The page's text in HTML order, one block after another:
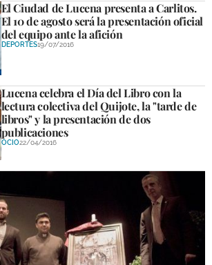
El Ciudad de Lucena presenta a Carlitos.
El 10 de agosto será la presentación oficial
del equipo ante la afición
DEPORTES19/07/2016
Lucena celebra el Día del Libro con la
lectura colectiva del Quijote, la "tarde de
libros" y la presentación de dos
publicaciones
OCIO22/04/2016